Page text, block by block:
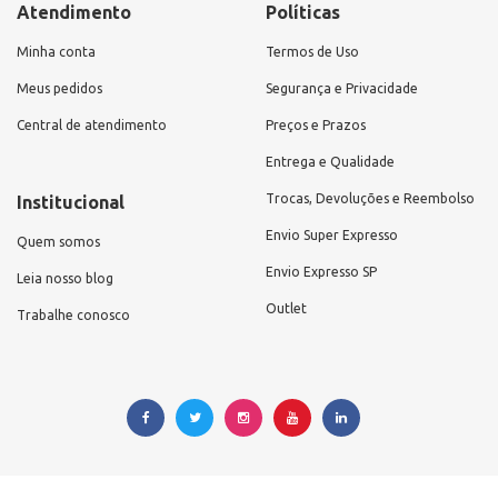
Atendimento
Minha conta
Meus pedidos
Central de atendimento
Institucional
Quem somos
Leia nosso blog
Trabalhe conosco
Políticas
Termos de Uso
Segurança e Privacidade
Preços e Prazos
Entrega e Qualidade
Trocas, Devoluções e Reembolso
Envio Super Expresso
Envio Expresso SP
Outlet